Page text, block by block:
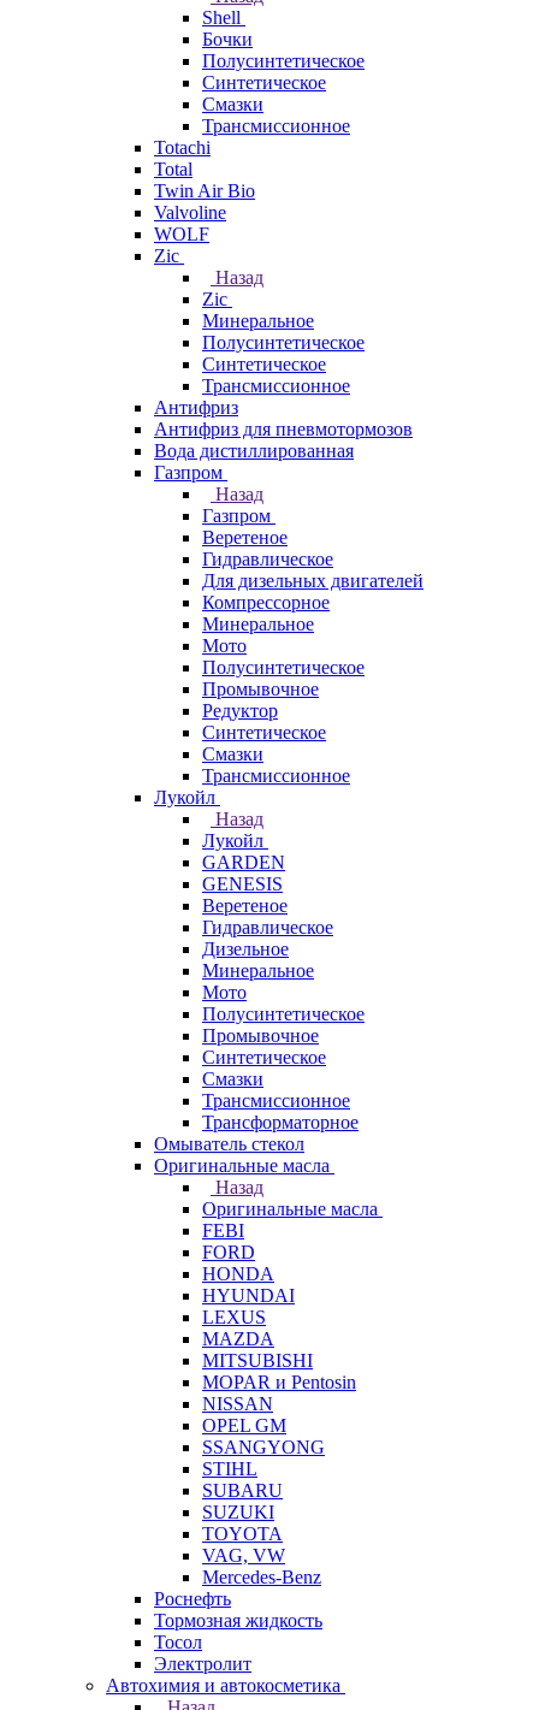
Shell
Бочки
Полусинтетическое
Синтетическое
Смазки
Трансмиссионное
Totachi
Total
Twin Air Bio
Valvoline
WOLF
Zic
Назад
Zic
Минеральное
Полусинтетическое
Синтетическое
Трансмиссионное
Антифриз
Антифриз для пневмотормозов
Вода дистиллированная
Газпром
Назад
Газпром
Веретеное
Гидравлическое
Для дизельных двигателей
Компрессорное
Минеральное
Мото
Полусинтетическое
Промывочное
Редуктор
Синтетическое
Смазки
Трансмиссионное
Лукойл
Назад
Лукойл
GARDEN
GENESIS
Веретеное
Гидравлическое
Дизельное
Минеральное
Мото
Полусинтетическое
Промывочное
Синтетическое
Смазки
Трансмиссионное
Трансформаторное
Омыватель стекол
Оригинальные масла
Назад
Оригинальные масла
FEBI
FORD
HONDA
HYUNDAI
LEXUS
MAZDA
MITSUBISHI
MOPAR и Pentosin
NISSAN
OPEL GM
SSANGYONG
STIHL
SUBARU
SUZUKI
TOYOTA
VAG, VW
Мercedes-Benz
Роснефть
Тормозная жидкость
Тосол
Электролит
Автохимия и автокосметика